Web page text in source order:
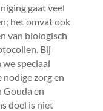
gaat veel
het omvat ook
van biologisch
Bij
speciaal
zorg en
Gouda en
doel is niet